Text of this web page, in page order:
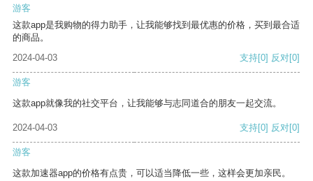
游客
这款app是我购物的得力助手，让我能够找到最优惠的价格，买到最合适
的商品。
2024-04-03
支持[0] 反对[0]
游客
这款app就像我的社交平台，让我能够与志同道合的朋友一起交流。
2024-04-03 支持[0] 反对[0]
游客
这款加速器app的价格有点贵，可以适当降低一些，这样会更加亲民。